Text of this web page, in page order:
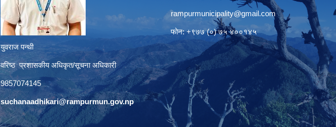
युवराज पन्थी
वरिष्ठ प्रशासकीय अधिकृत/सूचना अधिकारी
9857074145
suchanaadhikari@rampurmun.gov.np
rampurmunicipality@gmail.com
फोन: +९७७ (०) ७५ ४००१४५